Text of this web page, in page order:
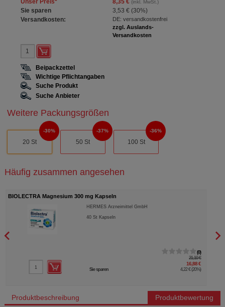
Unser Preis* 8,35 €(inkl. MwSt.)
Sie sparen 3,53 € (30%)
Versandkosten:
DE: versandkostenfrei
zzgl. Auslands-
Versandkosten
Beipackzettel
Wichtige Pflichtangaben
Suche Produkt
Suche Anbieter
Weitere Packungsgrößen
20 St
30%
50 St
37%
100 St
36%
Häufig zusammen angesehen
BIOLECTRA Magnesium 300 mg Kapseln
HERMES Arzneimittel GmbH
40St Kapseln
0
21,10 €
16,88 €
Sie sparen 4,22 € (20%)
Produktbeschreibung Produktbewertung